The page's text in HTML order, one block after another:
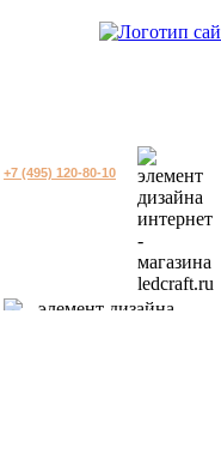
+7 (495) 120-80-10